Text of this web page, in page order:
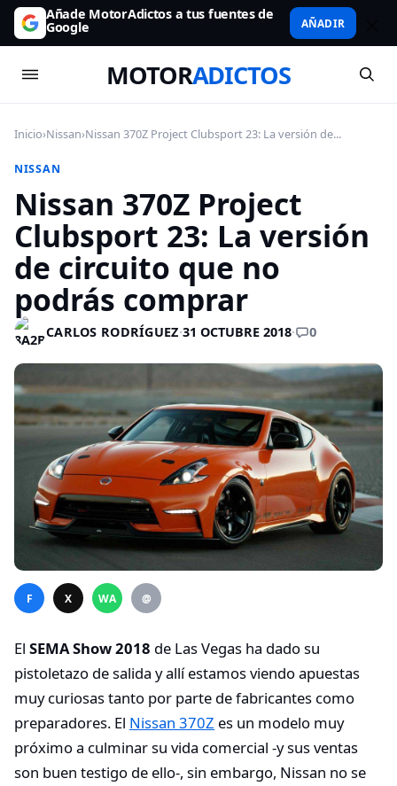
Añade MotorAdictos a tus fuentes de
Google AÑADIR
MOTORADICTOS
Inicio›Nissan›Nissan 370Z Project Clubsport 23: La versión de...
NISSAN
Nissan 370Z Project
Clubsport 23: La versión
de circuito que no
podrás comprar
CARLOS RODRÍGUEZ·31 OCTUBRE 2018· 0
F X WA @
El SEMA Show 2018 de Las Vegas ha dado su
pistoletazo de salida y allí estamos viendo apuestas
muy curiosas tanto por parte de fabricantes como
preparadores. El Nissan 370Z es un modelo muy
próximo a culminar su vida comercial -y sus ventas
son buen testigo de ello-, sin embargo, Nissan no se